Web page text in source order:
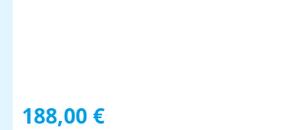
Regulärer Preis:
188,00 €